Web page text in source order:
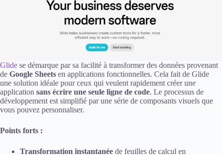
Glide se démarque par sa facilité à transformer des données provenant
de Google Sheets en applications fonctionnelles. Cela fait de Glide
une solution idéale pour ceux qui veulent rapidement créer une
application sans écrire une seule ligne de code. Le processus de
développement est simplifié par une série de composants visuels que
vous pouvez personnaliser.
Points forts :
Transformation instantanée de feuilles de calcul en